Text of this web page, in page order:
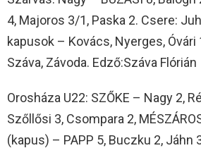
4, Majoros 3/1, Paska 2. Csere:
kapusok – Kovács, Nyerges, Óvári
Száva, Závoda. Edző:Száva Flórián
Orosháza U22: SZŐKE – Nagy 2,
Szőllősi 3, Csompara 2,
(kapus) – PAPP 5, Buczku 2, Jáhn